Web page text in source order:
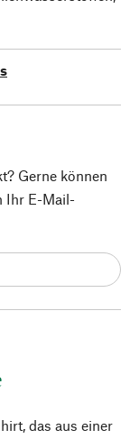
das aus einer
Gerne können
Ihr E-Mail-